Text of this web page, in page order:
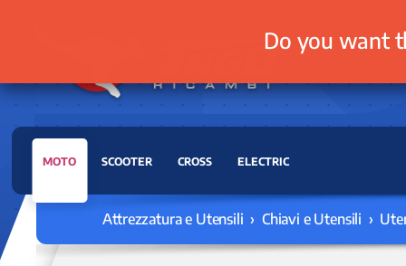
MOTO SCOOTER CROSS ELECTRIC
Attrezzatura e Utensili › Chiavi e Utensili ›
Do you want